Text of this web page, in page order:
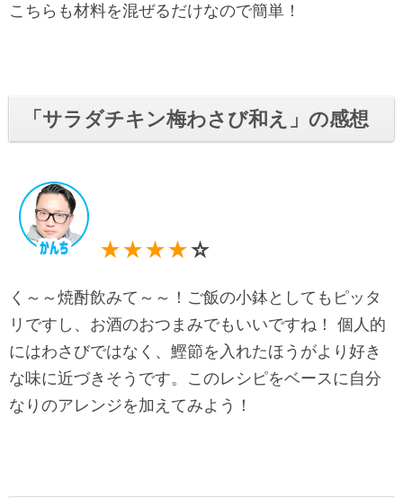
こちらも材料を混ぜるだけなので簡単！
「 サラダチキン梅わさび和え 」の感想
★★★★☆
く～～焼酎飲みて～～！ご飯の小鉢としてもピッタ
リですし、お酒のおつまみでもいいですね！ 個人的
にはわさびではなく、鰹節を入れたほうがより好き
な味に近づきそうです。このレシピをベースに自分
なりのアレンジを加えてみよう！